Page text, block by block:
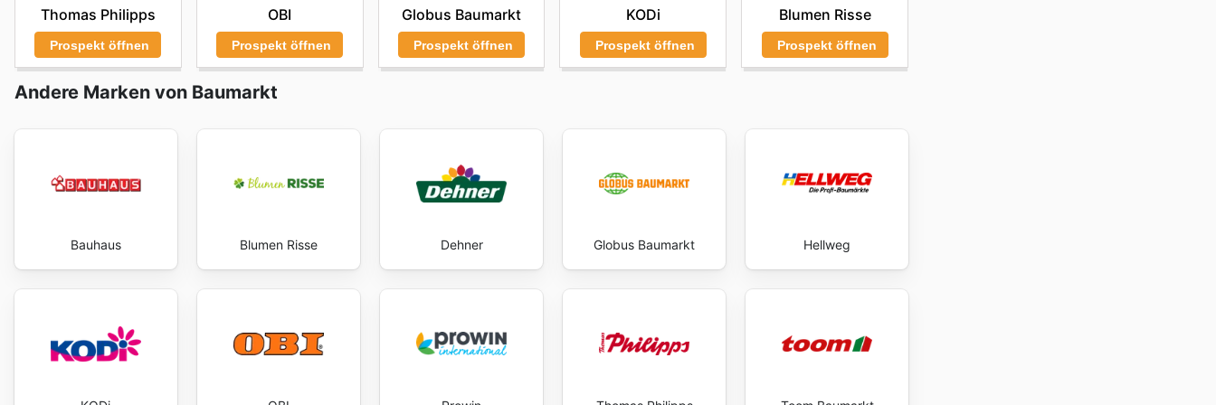
Unternehmens für Transparenz und Kundenzufriedenheit. Stay up to date with Hornbach's weekly ads and enjoy exclusive
savings every day.
Thomas Philipps
Prospekt öffnen
OBI
Prospekt öffnen
Globus Baumarkt
Prospekt öffnen
KODi
Prospekt öffnen
Blumen Risse
Prospekt öffnen
Andere Marken von Baumarkt
Bauhaus Blumen Risse Dehner Globus Baumarkt Hellweg